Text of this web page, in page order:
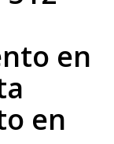
en
en